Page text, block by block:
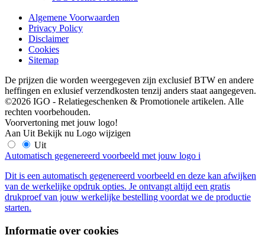
Algemene Voorwaarden
Privacy Policy
Disclaimer
Cookies
Sitemap
De prijzen die worden weergegeven zijn exclusief BTW en andere
heffingen en exlusief verzendkosten tenzij anders staat aangegeven.
©2026 IGO - Relatiegeschenken & Promotionele artikelen. Alle
rechten voorbehouden.
Voorvertoning met jouw logo!
Aan Uit Bekijk nu Logo wijzigen
Uit
Automatisch gegenereerd voorbeeld met jouw logo i
Dit is een automatisch gegenereerd voorbeeld en deze kan afwijken
van de werkelijke opdruk opties. Je ontvangt altijd een gratis
drukproef van jouw werkelijke bestelling voordat we de productie
starten.
Informatie over cookies